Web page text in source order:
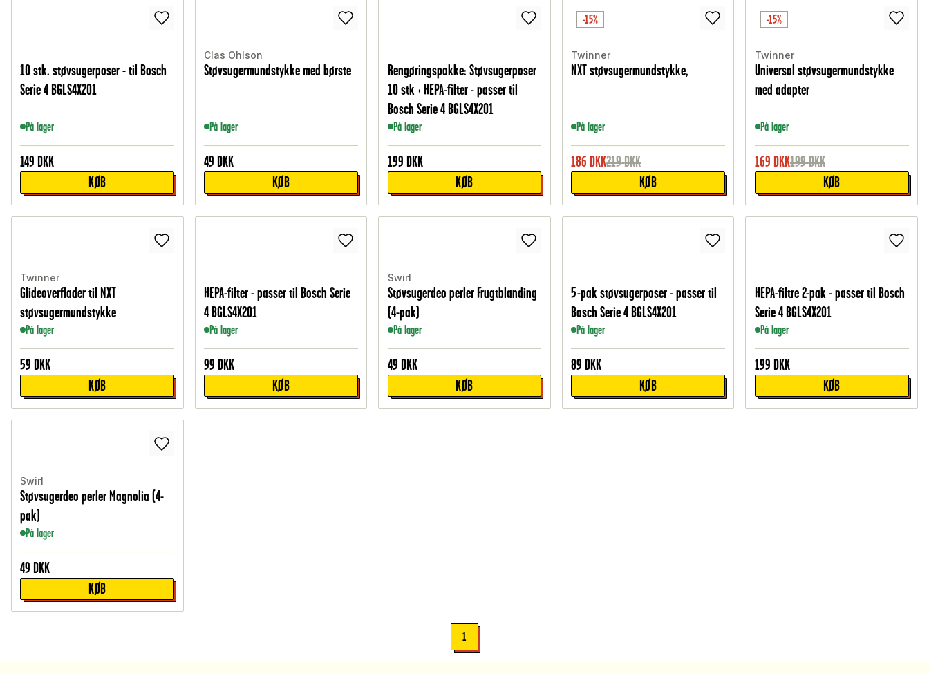
10 stk. støvsugerposer - til Bosch
Serie 4 BGLS4X201
På lager
149 DKK
KØB
Clas Ohlson
Støvsugermundstykke med børste
På lager
49 DKK
KØB
Rengøringspakke: Støvsugerposer
10 stk + HEPA-filter - passer til
Bosch Serie 4 BGLS4X201
På lager
199 DKK
KØB
-15%
Twinner
NXT støvsugermundstykke,
På lager
186 DKK219DKK
KØB
-15%
Twinner
Universal støvsugermundstykke
med adapter
På lager
169 DKK199DKK
KØB
Twinner
Glideoverflader til NXT
støvsugermundstykke
På lager
59 DKK
KØB
HEPA-filter - passer til Bosch Serie
4 BGLS4X201
På lager
99 DKK
KØB
Swirl
Støvsugerdeo perler Frugtblanding
(4-pak)
På lager
49 DKK
KØB
5-pak støvsugerposer - passer til
Bosch Serie 4 BGLS4X201
På lager
89 DKK
KØB
HEPA-filtre 2-pak - passer til Bosch
Serie 4 BGLS4X201
På lager
199 DKK
KØB
Swirl
Støvsugerdeo perler Magnolia (4-
pak)
På lager
49 DKK
KØB
1